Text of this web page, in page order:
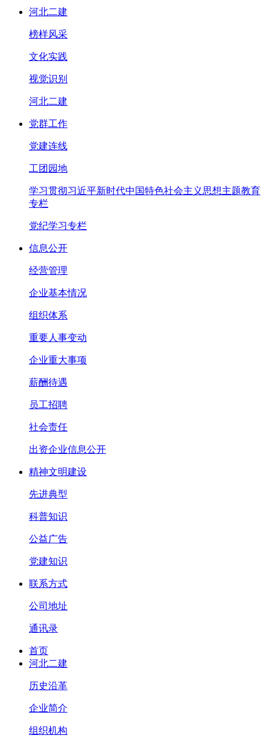
河北二建
榜样风采
文化实践
视觉识别
河北二建
党群工作
党建连线
工团园地
学习贯彻习近平新时代中国特色社会主义思想主题教育
专栏
党纪学习专栏
信息公开
经营管理
企业基本情况
组织体系
重要人事变动
企业重大事项
薪酬待遇
员工招聘
社会责任
出资企业信息公开
精神文明建设
先进典型
科普知识
公益广告
党建知识
联系方式
公司地址
通讯录
首页
河北二建
历史沿革
企业简介
组织机构